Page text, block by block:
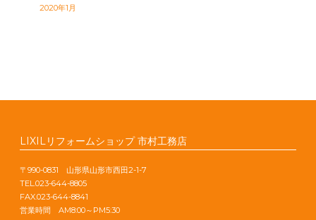
2020年1月
LIXILリフォームショップ 市村工務店
〒990-0831 山形県山形市西田2-1-7
TEL.023-644-8805
FAX.023-644-8841
営業時間 AM8:00～PM5:30